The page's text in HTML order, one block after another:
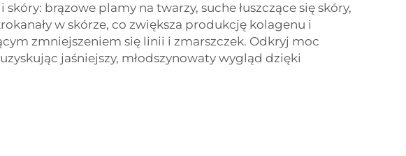
brązowe plamy na twarzy, suche łuszczące się skóry,
w skórze, co zwiększa produkcję kolagenu i
zmniejszeniem się linii i zmarszczek. Odkryj moc
jaśniejszy, młodszynowaty wygląd dzięki